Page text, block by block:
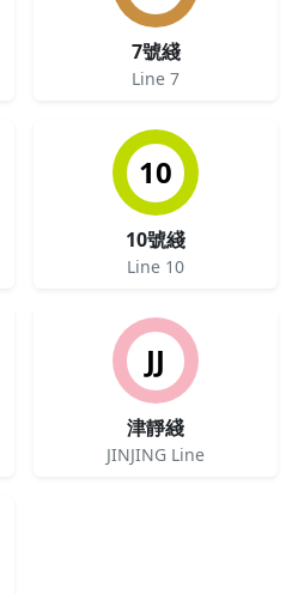
7號綫
Line 7
10
10號綫
Line 10
JJ
津靜綫
JINJING Line